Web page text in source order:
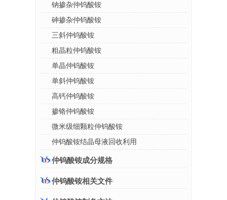
钠掺杂仲钨酸铵
砷掺杂仲钨酸铵
三斜仲钨酸铵
粗晶粒仲钨酸铵
单晶仲钨酸铵
单斜仲钨酸铵
高钙仲钨酸铵
掺铬仲钨酸铵
微米级细颗粒仲钨酸铵
仲钨酸铵结晶母液回收利用
仲钨酸铵成分规格
仲钨酸铵相关文件